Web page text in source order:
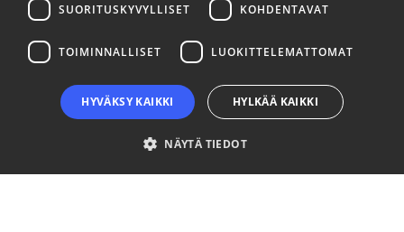
SUORITUSKYVYLLISET KOHDENTAVAT
TOIMINNALLISET LUOKITTELEMATTOMAT
HYVÄKSY KAIKKI HYLKÄÄ KAIKKI
NÄYTÄ TIEDOT